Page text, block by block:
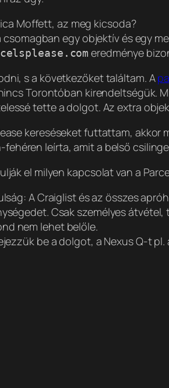
Moffett, az meg kicsoda?
egy objektív és egy
eredménye
s a következőket találtam. A
Torontóban kirendeltségük.
tette a dolgot. Az extra
kereséseket futtattam, akkor
fehéren leírta, amit a belső
el milyen kapcsolat van a
A Craiglist és az összes
Csak személyes
nem lehet belőle.
be a dolgot, a Nexus Q-t pl.